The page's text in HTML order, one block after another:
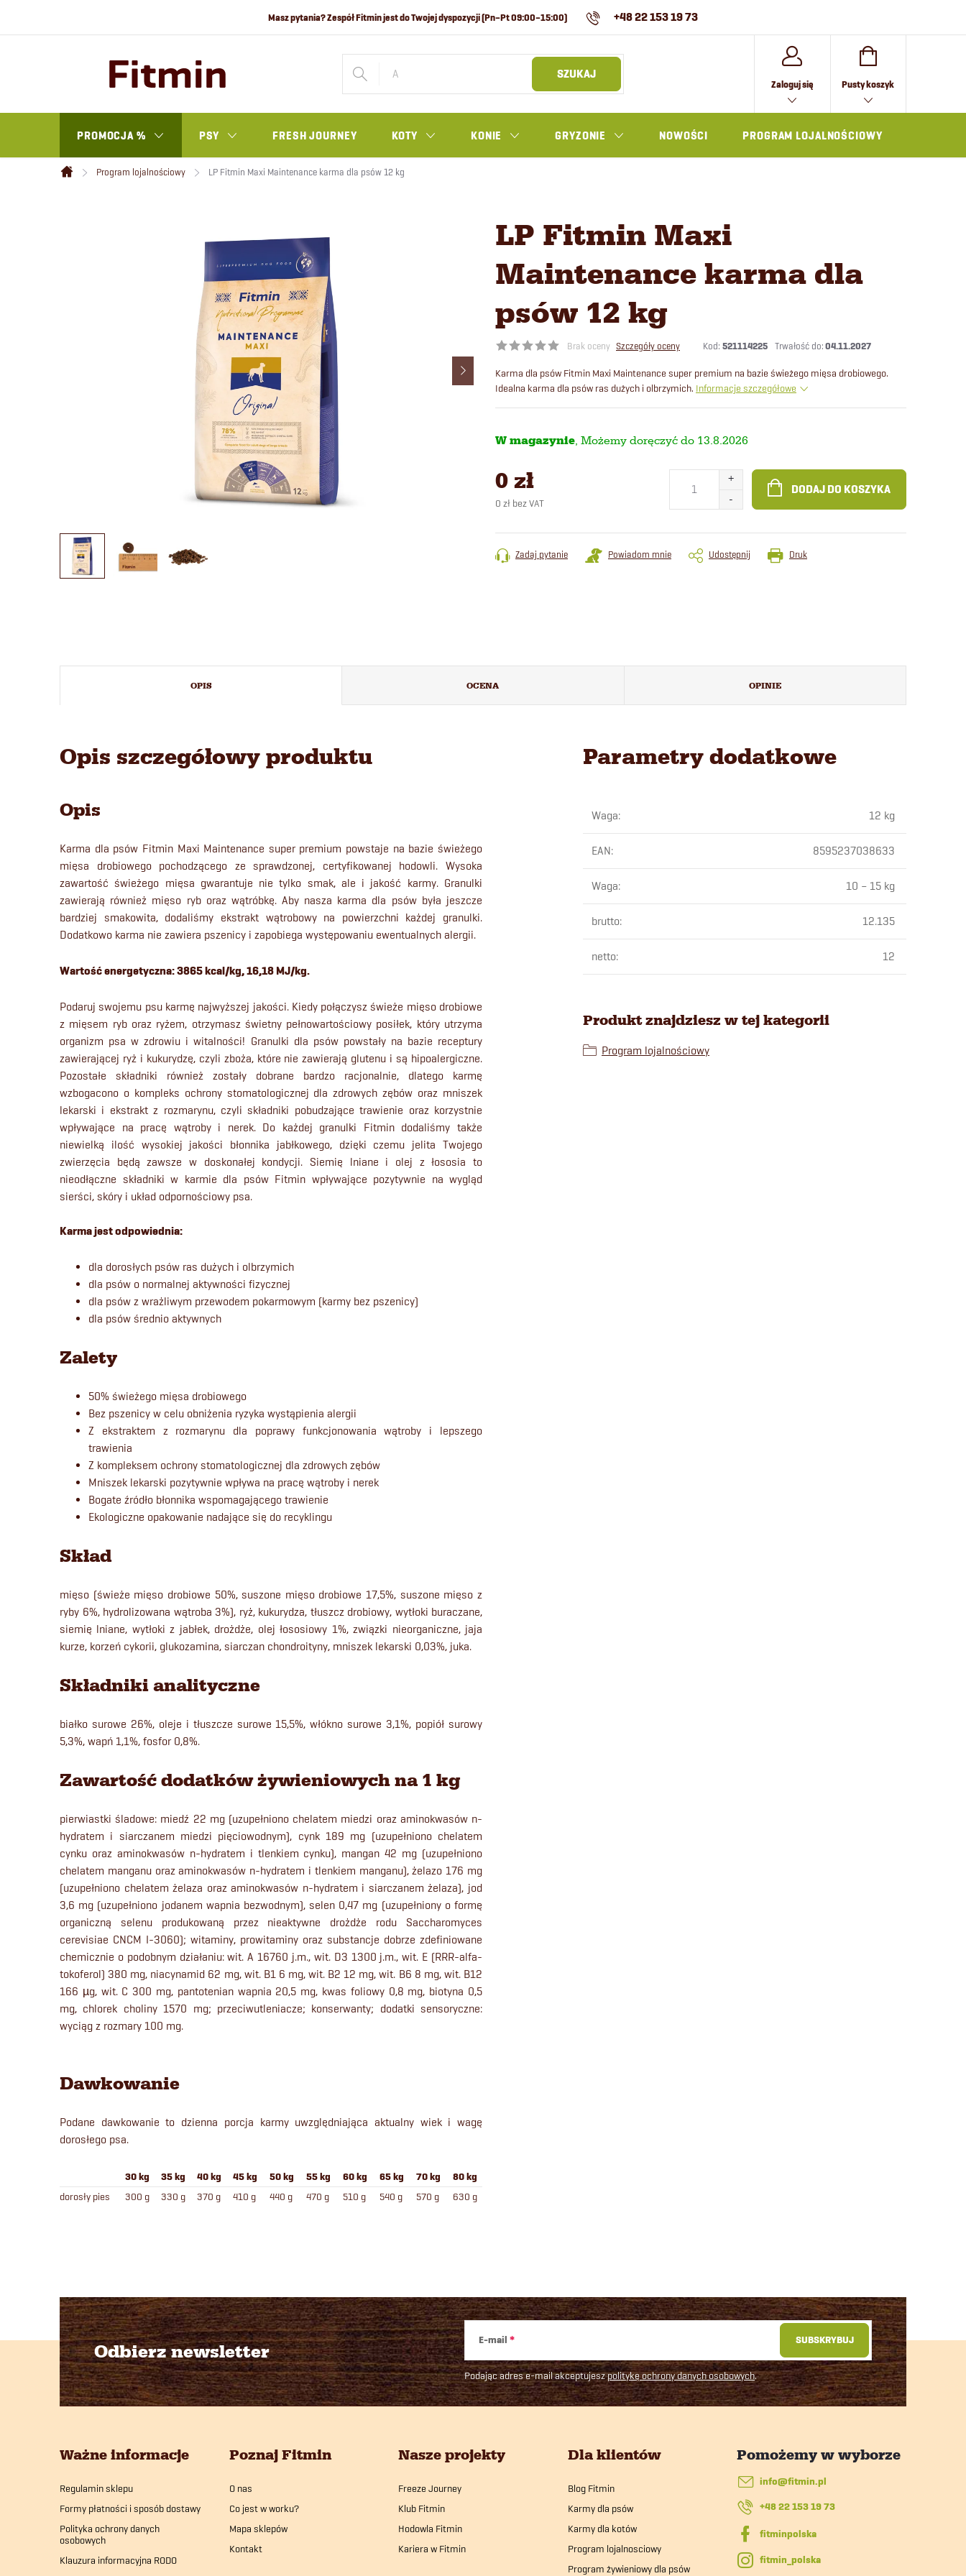
+48 22 153 19 73
SZUKAJ
Zaloguj się KOSZYK
Pusty koszyk
PROMOCJA % PSY FRESH JOURNEY KOTY KONIE GRYZONIE NOWOŚCI PROGRAM LOJALNOŚCIOWY
Home
Program lojalnościowy LP Fitmin Maxi Maintenance karma dla psów 12 kg
LP Fitmin Maxi
Maintenance karma dla
psów 12 kg
Brak oceny Szczegóły oceny Kod: 521114225 04.11.2027
Karma dla psów Fitmin Maxi Maintenance super premium na bazie świeżego mięsa drobiowego.
Idealna karma dla psów ras dużych i olbrzymich. Informacje szczegółowe
W magazynie 13.8.2026
0 zł
0 zł bez VAT
jednostkowa:
DODAJ DO KOSZYKA
Druk
Zadaj pytanie Powiadom mnie Udostępnij
OPIS OCENA OPINIE
Opis szczegółowy produktu
Opis
Karma dla psów Fitmin Maxi Maintenance super premium powstaje na bazie świeżego
mięsa drobiowego pochodzącego ze sprawdzonej, certyfikowanej hodowli. Wysoka
zawartość świeżego mięsa gwarantuje nie tylko smak, ale i jakość karmy. Granulki
zawierają również mięso ryb oraz wątróbkę. Aby nasza karma dla psów była jeszcze
bardziej smakowita, dodaliśmy ekstrakt wątrobowy na powierzchni każdej granulki.
Dodatkowo karma nie zawiera pszenicy i zapobiega występowaniu ewentualnych alergii.
Wartość energetyczna: 3865 kcal/kg, 16,18 MJ/kg.
Podaruj swojemu psu karmę najwyższej jakości. Kiedy połączysz świeże mięso drobiowe
z mięsem ryb oraz ryżem, otrzymasz świetny pełnowartościowy posiłek, który utrzyma
organizm psa w zdrowiu i witalności! Granulki dla psów powstały na bazie receptury
zawierającej ryż i kukurydzę, czyli zboża, które nie zawierają glutenu i są hipoalergiczne.
Pozostałe składniki również zostały dobrane bardzo racjonalnie, dlatego karmę
wzbogacono o kompleks ochrony stomatologicznej dla zdrowych zębów oraz mniszek
lekarski i ekstrakt z rozmarynu, czyli składniki pobudzające trawienie oraz korzystnie
wpływające na pracę wątroby i nerek. Do każdej granulki Fitmin dodaliśmy także
niewielką ilość wysokiej jakości błonnika jabłkowego, dzięki czemu jelita Twojego
zwierzęcia będą zawsze w doskonałej kondycji. Siemię lniane i olej z łososia to
nieodłączne składniki w karmie dla psów Fitmin wpływające pozytywnie na wygląd
sierści, skóry i układ odpornościowy psa.
Karma jest odpowiednia:
dla dorosłych psów ras dużych i olbrzymich
dla psów o normalnej aktywności fizycznej
dla psów z wrażliwym przewodem pokarmowym (karmy bez pszenicy)
dla psów średnio aktywnych
Zalety
50% świeżego mięsa drobiowego
Bez pszenicy w celu obniżenia ryzyka wystąpienia alergii
Z ekstraktem z rozmarynu dla poprawy funkcjonowania wątroby i lepszego
trawienia
Z kompleksem ochrony stomatologicznej dla zdrowych zębów
Mniszek lekarski pozytywnie wpływa na pracę wątroby i nerek
Bogate źródło błonnika wspomagającego trawienie
Ekologiczne opakowanie nadające się do recyklingu
Skład
mięso (świeże mięso drobiowe 50%, suszone mięso drobiowe 17,5%, suszone mięso z
ryby 6%, hydrolizowana wątroba 3%), ryż, kukurydza, tłuszcz drobiowy, wytłoki buraczane,
siemię lniane, wytłoki z jabłek, drożdże, olej łososiowy 1%, związki nieorganiczne, jaja
kurze, korzeń cykorii, glukozamina, siarczan chondroityny, mniszek lekarski 0,03%, juka.
Składniki analityczne
białko surowe 26%, oleje i tłuszcze surowe 15,5%, włókno surowe 3,1%, popiół surowy
5,3%, wapń 1,1%, fosfor 0,8%.
Zawartość dodatków żywieniowych na 1 kg
pierwiastki śladowe: miedź 22 mg (uzupełniono chelatem miedzi oraz aminokwasów n-
hydratem i siarczanem miedzi pięciowodnym), cynk 189 mg (uzupełniono chelatem
cynku oraz aminokwasów n-hydratem i tlenkiem cynku), mangan 42 mg (uzupełniono
chelatem manganu oraz aminokwasów n-hydratem i tlenkiem manganu), żelazo 176 mg
(uzupełniono chelatem żelaza oraz aminokwasów n-hydratem i siarczanem żelaza), jod
3,6 mg (uzupełniono jodanem wapnia bezwodnym), selen 0,47 mg (uzupełniony o formę
organiczną selenu produkowaną przez nieaktywne drożdże rodu Saccharomyces
cerevisiae CNCM I-3060); witaminy, prowitaminy oraz substancje dobrze zdefiniowane
chemicznie o podobnym działaniu: wit. A 16760 j.m., wit. D3 1300 j.m., wit. E (RRR-alfa-
tokoferol) 380 mg, niacynamid 62 mg, wit. B1 6 mg, wit. B2 12 mg, wit. B6 8 mg, wit. B12
166 µg, wit. C 300 mg, pantotenian wapnia 20,5 mg, kwas foliowy 0,8 mg, biotyna 0,5
mg, chlorek choliny 1570 mg; przeciwutleniacze; konserwanty; dodatki sensoryczne:
wyciąg z rozmary 100 mg.
Dawkowanie
Podane dawkowanie to dzienna porcja karmy uwzględniająca aktualny wiek i wagę
dorosłego psa.
30 kg 35 kg 40 kg 45 kg 50 kg 55 kg 60 kg 65 kg 70 kg 80 kg
dorosły pies 300 g 330 g 370 g 410 g 440 g 470 g 510 g 540 g 570 g 630 g
Parametry dodatkowe
Waga: 12 kg
EAN: 8595237038633
Waga: 10 – 15 kg
brutto: 12.135
netto: 12
Produkt znajdziesz w tej kategorii
Program lojalnościowy
Odbierz newsletter
E-mail
Podając adres e-mail akceptujeszpolitykę ochrony danych osobowych.
SUBSKRYBUJ
Ważne informacje
Regulamin sklepu
Formy płatności i sposób dostawy
Polityka ochrony danych
osobowych
Klauzura informacyjna RODO
Poznaj Fitmin
O nas
Co jest w worku?
Mapa sklepów
Kontakt
Nasze projekty
Freeze Journey
Klub Fitmin
Hodowla Fitmin
Kariera w Fitmin
Dla klientów
Blog Fitmin
Karmy dla psów
Karmy dla kotów
Program lojalnosciowy
Program żywieniowy dla psów
info@fitmin.pl
+48 22 153 19 73
fitmin_polska